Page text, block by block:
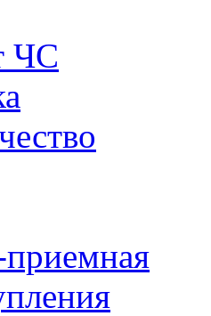
ЧС